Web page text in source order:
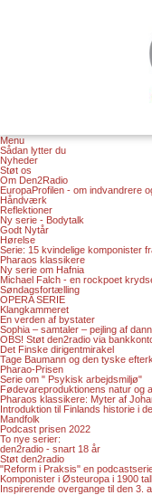
Menu
Sådan lytter du
Nyheder
Støt os
Om Den2Radio
EuropaProfilen - om indvandrere
Håndværk
Reflektioner
Ny serie - Bodytalk
Godt Nytår
Hørelse
Serie: 15 kvindelige komponister
Pharaos klassikere
Ny serie om Hafnia
Michael Falch - en rockpoet
Søndagsfortælling
OPERA SERIE
Klangkammeret
En verden af bystater
Sophia – samtaler – pejling af
OBS! Støt den2radio via
Det Finske dirigentmirakel
Tage Baumann og den tyske
Pharao-Prisen
Serie om " Psykisk arbejdsmiljø"
Fødevareproduktionens natur og
Pharaos klassikere: Myter af
Introduktion til Finlands historie i
Mandfolk
Podcast prisen 2022
To nye serier:
den2radio - snart 18 år
Støt den2radio
"Reform i Praksis" en
Komponister i Østeuropa i 1900
Inspirerende overgange til den 3.